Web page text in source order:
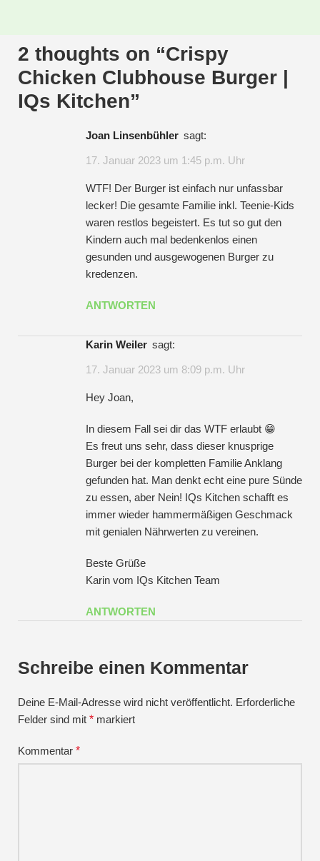
2 thoughts on “Crispy
Chicken Clubhouse Burger |
IQs Kitchen”
Joan Linsenbühler sagt:
17. Januar 2023 um 1:45 p.m. Uhr
WTF! Der Burger ist einfach nur unfassbar
lecker! Die gesamte Familie inkl. Teenie-Kids
waren restlos begeistert. Es tut so gut den
Kindern auch mal bedenkenlos einen
gesunden und ausgewogenen Burger zu
kredenzen.
ANTWORTEN
Karin Weiler sagt:
17. Januar 2023 um 8:09 p.m. Uhr
Hey Joan,
In diesem Fall sei dir das WTF erlaubt 😁
Es freut uns sehr, dass dieser knusprige
Burger bei der kompletten Familie Anklang
gefunden hat. Man denkt echt eine pure Sünde
zu essen, aber Nein! IQs Kitchen schafft es
immer wieder hammermäßigen Geschmack
mit genialen Nährwerten zu vereinen.
Beste Grüße
Karin vom IQs Kitchen Team
ANTWORTEN
Schreibe einen Kommentar
Deine E-Mail-Adresse wird nicht veröffentlicht. Erforderliche
Felder sind mit * markiert
Kommentar *